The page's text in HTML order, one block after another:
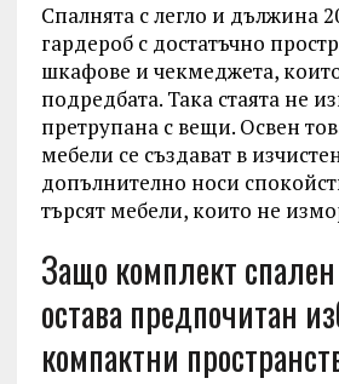
Спалнята с легло и дължина
гардероб с достатъчно
шкафове и чекмеджета,
подредбата. Така стаята не
претрупана с вещи. Освен
мебели се създават в
допълнително носи
търсят мебели, които не
Защо комплект
остава предпочитан
компактни